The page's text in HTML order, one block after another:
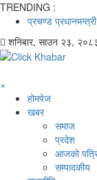
TRENDING :
प्रचण्ड प्रधानमन्त्री
शनिबार, साउन २३,
×
होमपेज
खबर
समाज
प्रदेश
आजको
सम्पादकीय